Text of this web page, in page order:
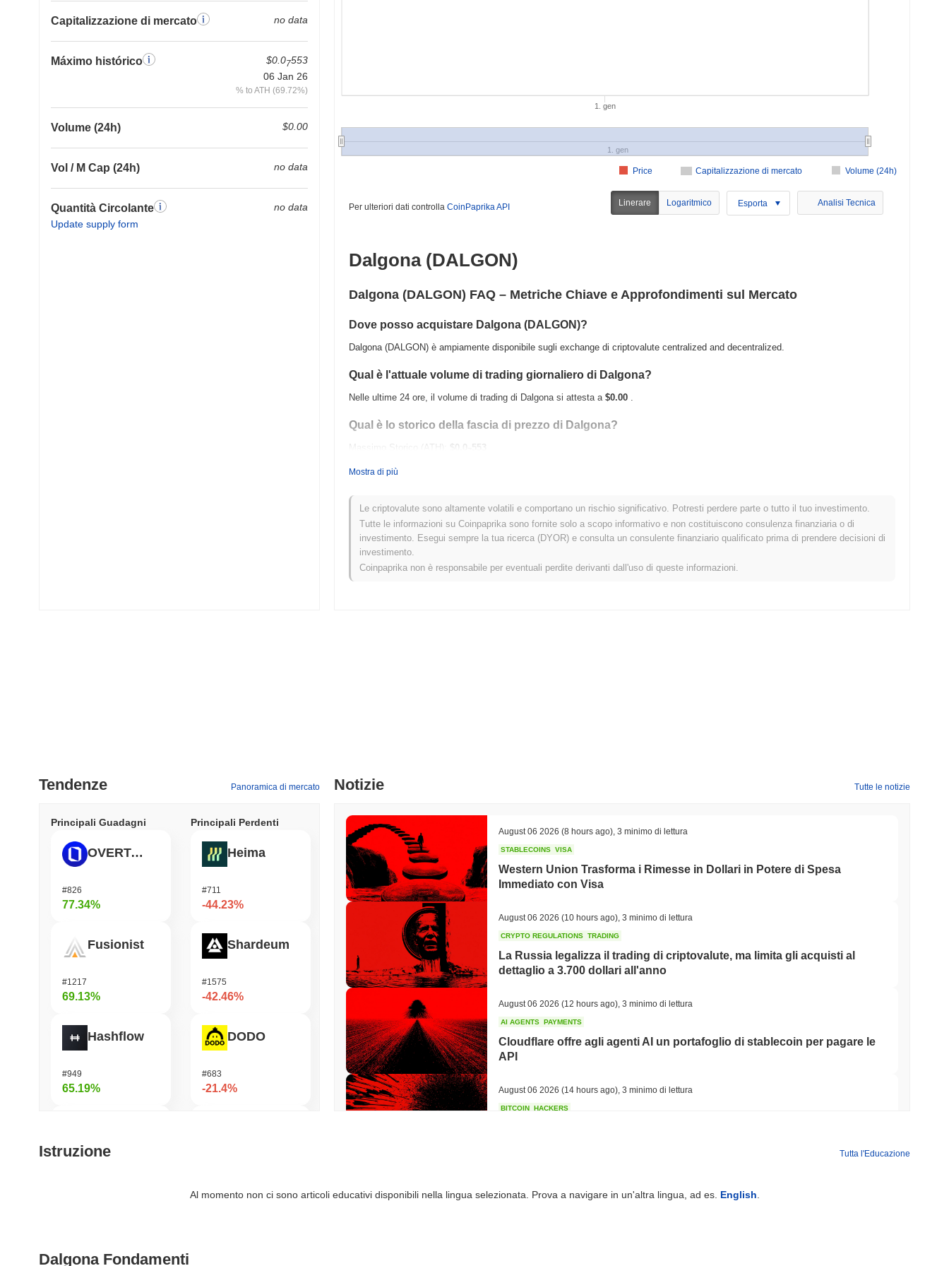
Capitalizzazione di mercato no data
Máximo histórico $0.07553
06 Jan 26
% to ATH (69.72%)
Volume (24h) $0.00
Vol / M Cap (24h) no data
Quantità Circolante
Update supply form
no data
Capitalizzazione di mercato Volume (24h)
Price
1. gen
1. gen
Per ulteriori dati controlla CoinPaprika API Linerare Logaritmico Esporta Analisi Tecnica
Dalgona (DALGON)
Dalgona (DALGON) FAQ – Metriche Chiave e Approfondimenti sul Mercato
Dove posso acquistare Dalgona (DALGON)?
Dalgona (DALGON) è ampiamente disponibile sugli exchange di criptovalute centralized and decentralized.
Qual è l'attuale volume di trading giornaliero di Dalgona?
Nelle ultime 24 ore, il volume di trading di Dalgona si attesta a $0.00 .
Qual è lo storico della fascia di prezzo di Dalgona?
Massimo Storico (ATH): $0.0
553
Come si sta comportando Dalgona rispetto al mercato crypto più ampio?
Negli ultimi 7 giorni, Dalgona ha guadagnato0.00%, superando il mercato crypto complessivo che ha registrato un calo del0.19% .
Ciò indica una forte performance nell'azione del prezzo di DALGON rispetto allo slancio del mercato più ampio.
Mostra di più
Le criptovalute sono altamente volatili e comportano un rischio significativo. Potresti perdere parte o tutto il tuo investimento.
Tutte le informazioni su Coinpaprika sono fornite solo a scopo informativo e non costituiscono consulenza finanziaria o di
investimento. Esegui sempre la tua ricerca (DYOR) e consulta un consulente finanziario qualificato prima di prendere decisioni di
investimento.
Coinpaprika non è responsabile per eventuali perdite derivanti dall'uso di queste informazioni.
Tendenze Panoramica di mercato
Principali Guadagni
OVERTAKE
#826
77.34%
Fusionist
#1217
69.13%
Hashflow
#949
65.19%
#172
Principali Perdenti
Heima
#711
-44.23%
Shardeum
#1575
-42.46%
DODO
#683
-21.4%
Notizie Tutte le notizie
August 06 2026 (8 hours ago) 3 minimo di lettura
STABLECOINS VISA
Western Union Trasforma i Rimesse in Dollari in Potere di Spesa
Immediato con Visa
August 06 2026 (10 hours ago) 3 minimo di lettura
CRYPTO REGULATIONS TRADING
La Russia legalizza il trading di criptovalute, ma limita gli acquisti al
dettaglio a 3.700 dollari all'anno
August 06 2026 (12 hours ago) 3 minimo di lettura
AI AGENTS PAYMENTS
Cloudflare offre agli agenti AI un portafoglio di stablecoin per pagare le
API
August 06 2026 (14 hours ago) 3 minimo di lettura
BITCOIN HACKERS
CIRCLE TOKENIZATION
Istruzione Tutta l'Educazione
Al momento non ci sono articoli educativi disponibili nella lingua selezionata. Prova a navigare in un'altra lingua, ad es. English
Dalgona Fondamenti